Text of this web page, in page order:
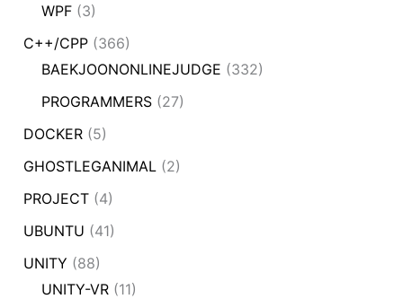
WPF (3)
C++/CPP (366)
BAEKJOONONLINEJUDGE (332)
PROGRAMMERS (27)
DOCKER (5)
GHOSTLEGANIMAL (2)
PROJECT (4)
UBUNTU (41)
UNITY (88)
UNITY-VR (11)